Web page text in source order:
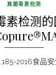
真菌毒素检测
素检测
2016食品